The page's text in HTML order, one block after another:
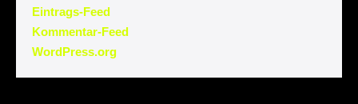
Eintrags-Feed
Kommentar-Feed
WordPress.org